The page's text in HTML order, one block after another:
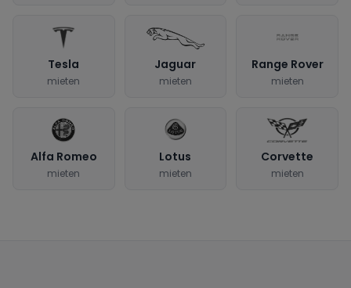
Tesla
mieten
Jaguar
mieten
Range Rover
mieten
Alfa Romeo
mieten
Lotus
mieten
Corvette
mieten